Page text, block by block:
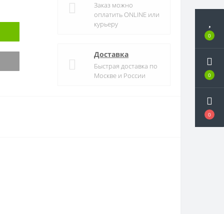
0
0
0
Заказ можно
оплатить ONLINE или
курьеру
Доставка
Быстрая доставка по
Москве и России